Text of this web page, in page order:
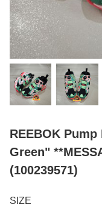
REEBOK
Green"
(100239571)
SIZE